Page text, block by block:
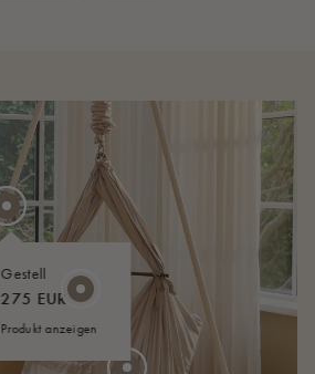
Gestell
275 EUR
Produkt anzeigen
AB40 EUR